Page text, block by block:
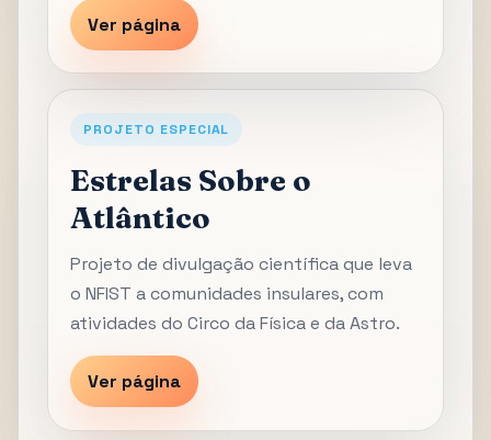
Ver página
PROJETO ESPECIAL
Estrelas Sobre o
Atlântico
Projeto de divulgação científica que leva
o NFIST a comunidades insulares, com
atividades do Circo da Física e da Astro.
Ver página